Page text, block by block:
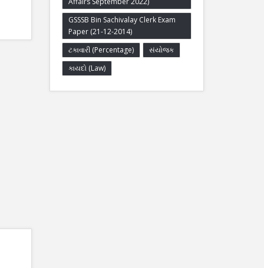
GSSSB Bin Sachivalay Clerk Exam
Paper (21-12-2014)
ટકાવારી (Percentage)
સંયોજક
કાયદો (Law)